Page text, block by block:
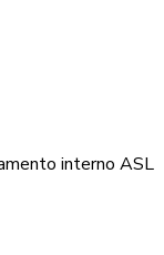
interno ASL